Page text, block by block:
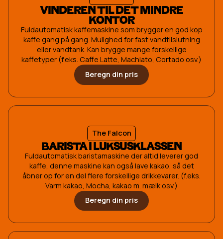
VINDEREN TIL DET MINDRE
KONTOR
Fuldautomatisk kaffemaskine som brygger en god kop
kaffe gang på gang. Mulighed for fast vandtilslutning
eller vandtank. Kan brygge mange forskellige
kaffetyper (f.eks. Caffe Latte, Machiato, Cortado osv.)
Beregn din pris
The Falcon
BARISTA I LUKSUSKLASSEN
Fuldautomatisk baristamaskine der altid leverer god
kaffe, denne maskine kan også lave kakao, så det
åbner op for en del flere forskellige drikkevarer. (f.eks.
Varm kakao, Mocha, kakao m. mælk osv.)
Beregn din pris